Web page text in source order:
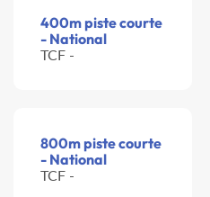
400m piste courte
- National
TCF -
800m piste courte
- National
TCF -